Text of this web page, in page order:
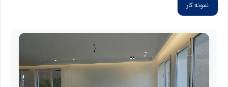
نمونه کار